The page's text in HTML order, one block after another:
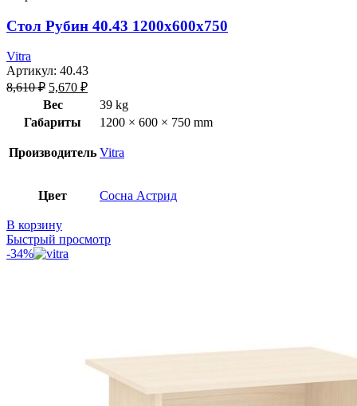
Стол Рубин 40.43 1200х600х750
Vitra
Артикул: 40.43
8,610₽ 5,670 ₽
Вес
39 kg
Габариты
1200 × 600 × 750 mm
Производитель Vitra
Цвет Сосна Астрид
В корзину
Быстрый просмотр
-34%